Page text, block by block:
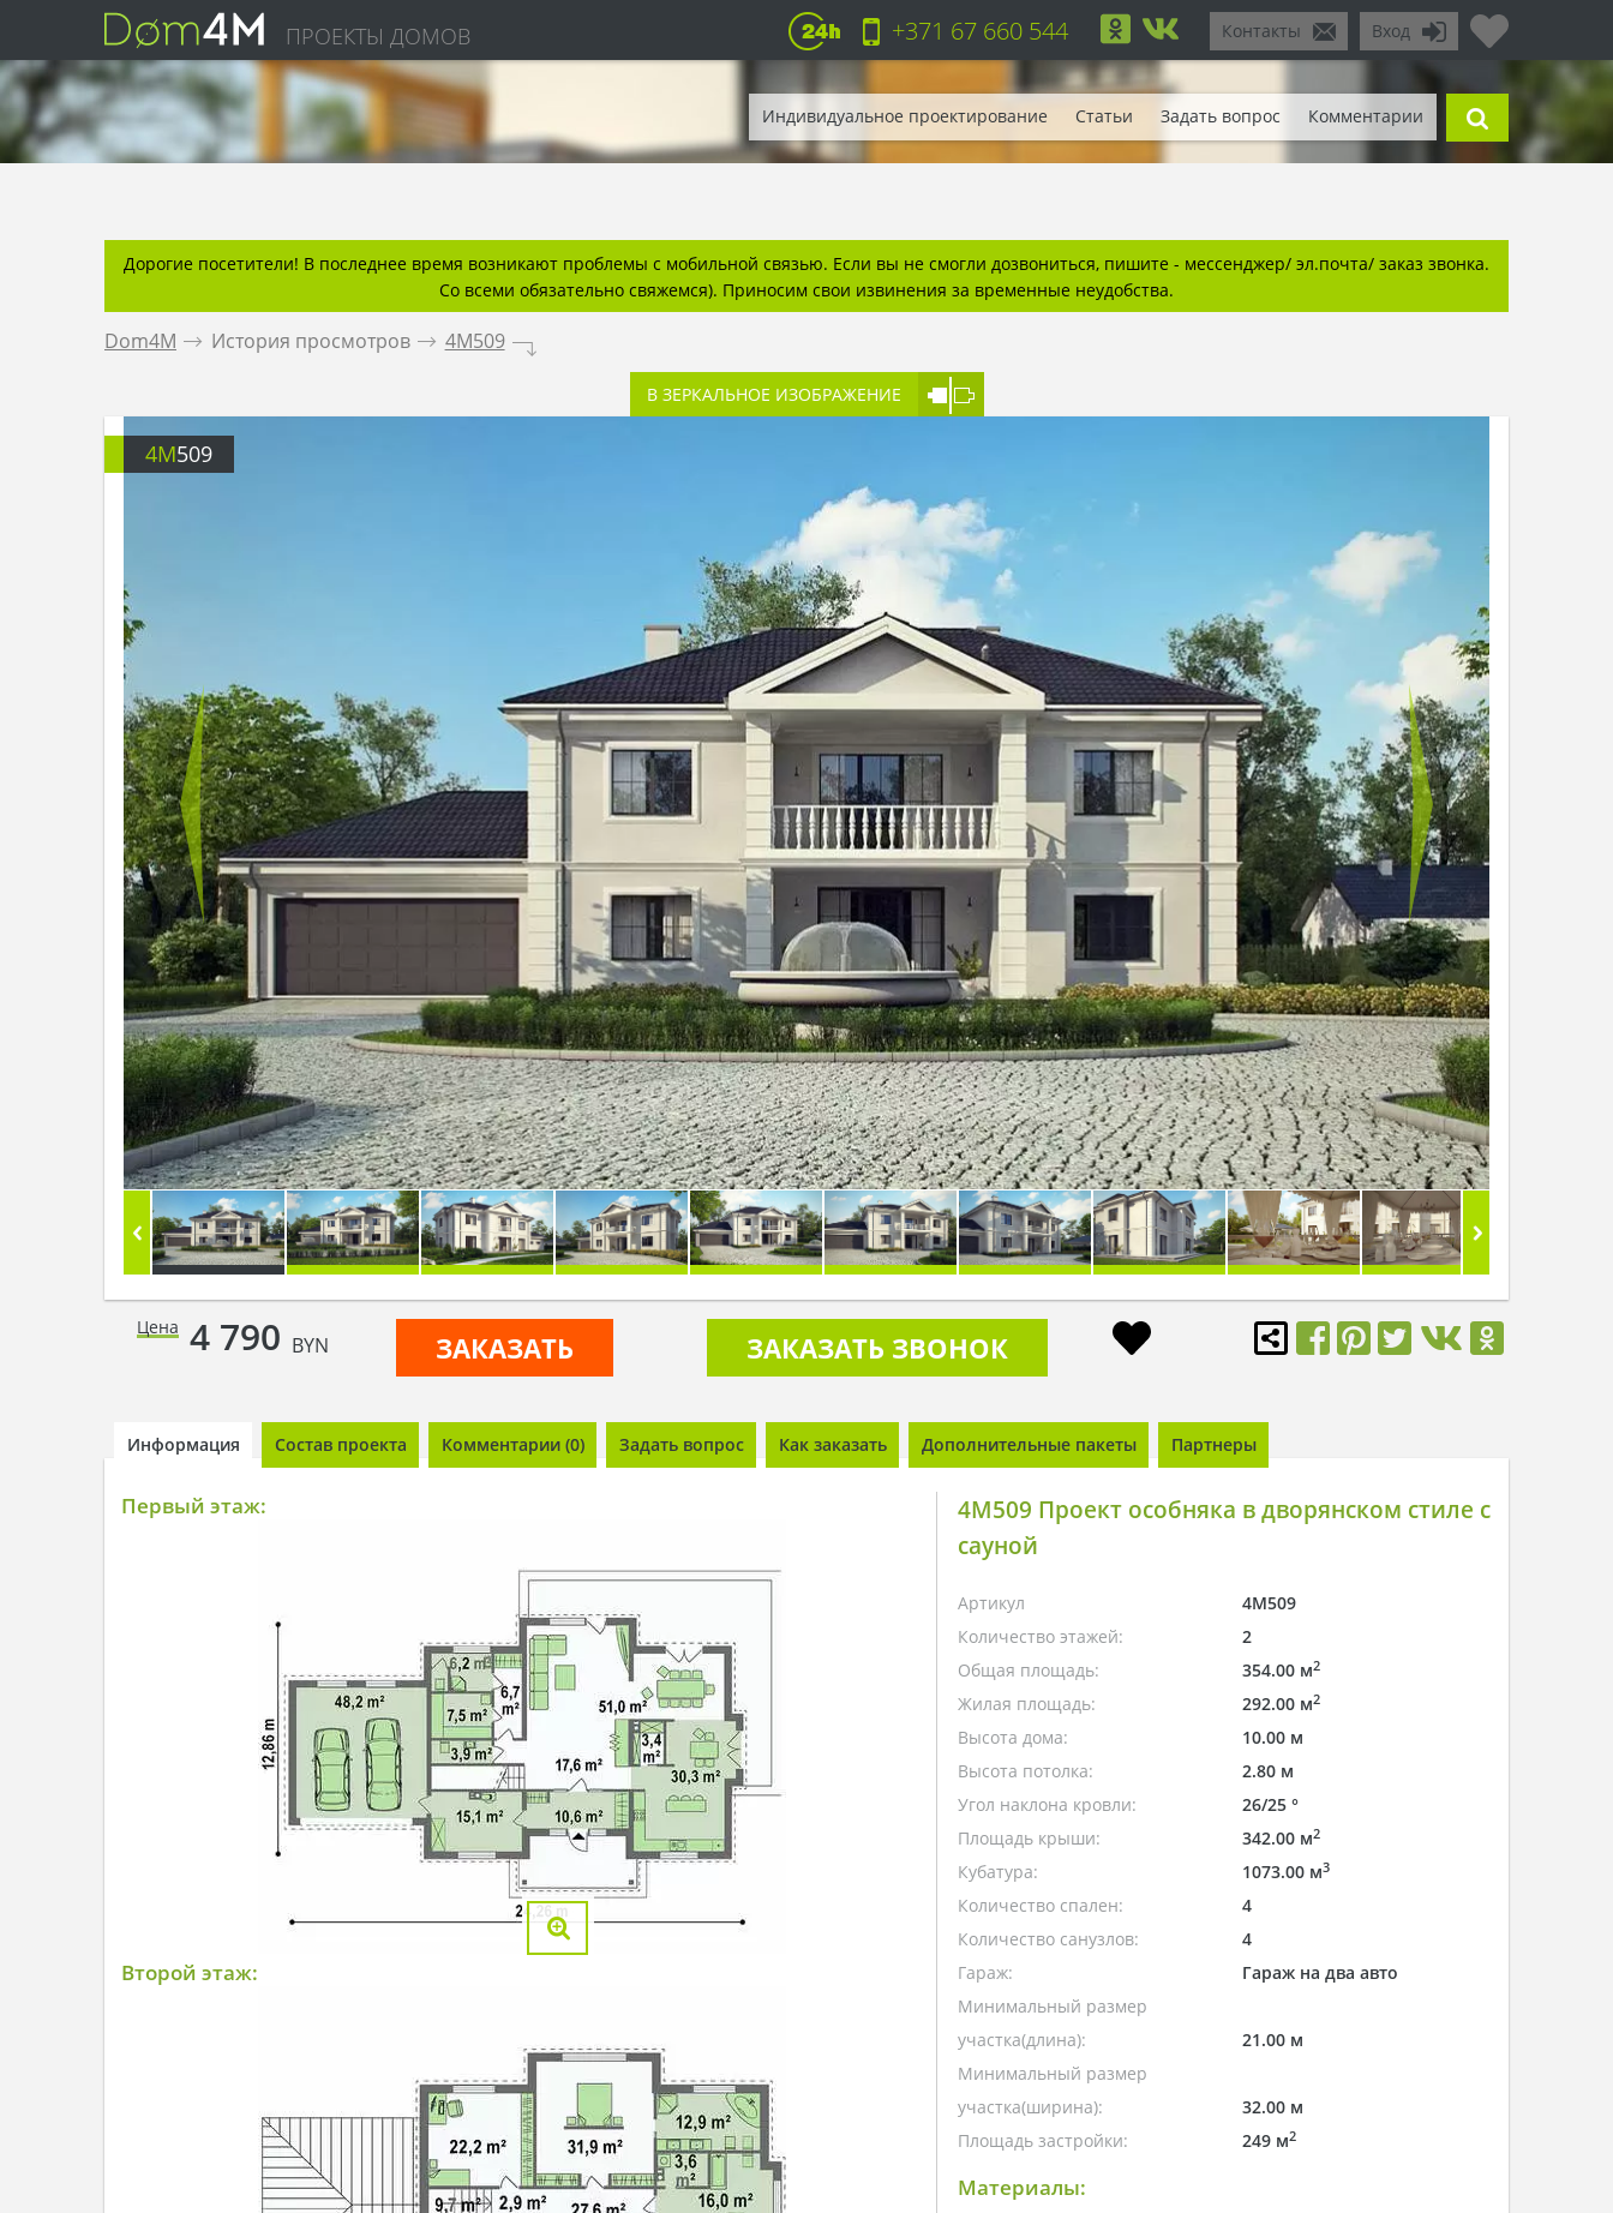
ПРОЕКТЫ ДОМОВ Вход
Контакты
+371 67 660 544
Индивидуальное проектирование Статьи Задать вопрос Комментарии
Дорогие посетители! В последнее время возникают проблемы с мобильной связью. Если вы не смогли дозвониться, пишите - мессенджер/ эл.почта/ заказ звонка.
Со всеми обязательно свяжемся). Приносим свои извинения за временные неудобства.
Dom4M . История просмотров . 4M509 .
В ЗЕРКАЛЬНОЕ ИЗОБРАЖЕНИЕ
4M509
Цена 4 790 BYN ЗАКАЗАТЬ ЗАКАЗАТЬ ЗВОНОК
Информация Состав проекта Комментарии (0) Задать вопрос Как заказать Дополнительные пакеты Партнеры
Первый этаж:
Второй этаж:
4M509 Проект особняка в дворянском стиле с
сауной
Артикул
4M509
Количество этажей:
2
Общая площадь:
354.00 м2
Жилая площадь: 292.00 м2
Высота дома:
10.00 м
Высота потолка:
2.80 м
Угол наклона кровли:
26/25 °
Площадь крыши:
342.00 м2
Кубатура: 1073.00 м3
Количество спален:
4
Количество санузлов:
4
Гараж:
Гараж на два авто
Минимальный размер
участка(длина):
21.00 м
Минимальный размер
участка(ширина):
32.00 м
Площадь застройки:
249 м2
Материалы: